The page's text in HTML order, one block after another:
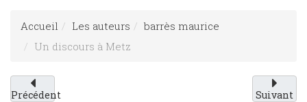
Accueil Les auteurs
barrès maurice
Un discours à Metz
Précédent Suivant